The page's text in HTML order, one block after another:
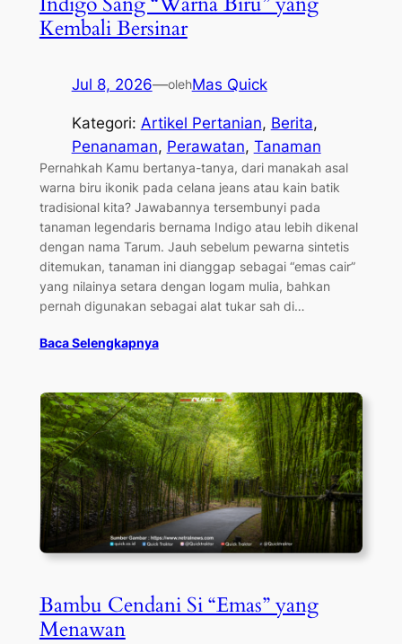
Kembali Bersinar
Jul 8, 2026—olehMas Quick
Kategori: Artikel Pertanian, Berita
Penanaman, Perawatan, Tanaman
Pernahkah Kamu bertanya-tanya, dari manakah asal
warna biru ikonik pada celana jeans atau kain batik
tradisional kita? Jawabannya tersembunyi pada
tanaman legendaris bernama Indigo atau lebih dikenal
dengan nama Tarum. Jauh sebelum pewarna sintetis
ditemukan, tanaman ini dianggap sebagai “emas cair”
yang nilainya setara dengan logam mulia, bahkan
pernah digunakan sebagai alat tukar sah di…
Baca Selengkapnya
Bambu Cendani Si “Emas” yang
Menawan